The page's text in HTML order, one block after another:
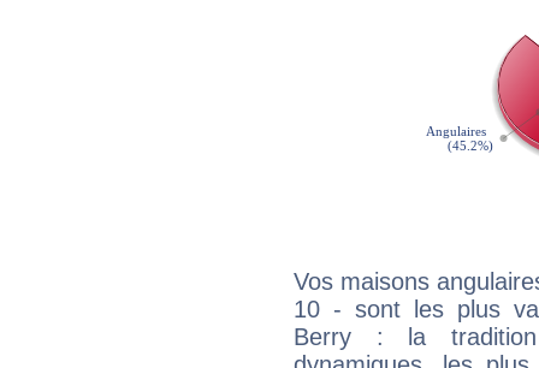
Vos maisons
10 - sont les plus
Berry : la